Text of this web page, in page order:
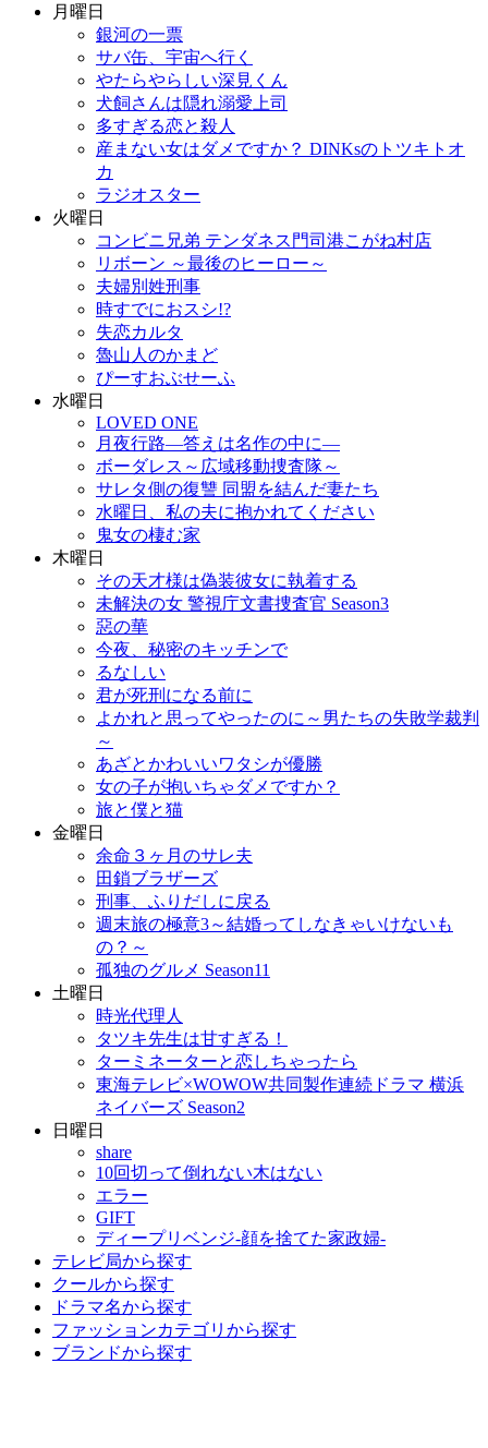
月曜日
銀河の一票
サバ缶、宇宙へ行く
やたらやらしい深見くん
犬飼さんは隠れ溺愛上司
多すぎる恋と殺人
産まない女はダメですか？ DINKsのトツキトオ
カ
ラジオスター
火曜日
コンビニ兄弟 テンダネス門司港こがね村店
リボーン ～最後のヒーロー～
夫婦別姓刑事
時すでにおスシ!?
失恋カルタ
魯山人のかまど
ぴーすおぶせーふ
水曜日
LOVED ONE
月夜行路―答えは名作の中に―
ボーダレス～広域移動捜査隊～
サレタ側の復讐 同盟を結んだ妻たち
水曜日、私の夫に抱かれてください
鬼女の棲む家
木曜日
その天才様は偽装彼女に執着する
未解決の女 警視庁文書捜査官 Season3
惡の華
今夜、秘密のキッチンで
るなしい
君が死刑になる前に
よかれと思ってやったのに～男たちの失敗学裁判
～
あざとかわいいワタシが優勝
女の子が抱いちゃダメですか？
旅と僕と猫
金曜日
余命３ヶ月のサレ夫
田鎖ブラザーズ
刑事、ふりだしに戻る
週末旅の極意3～結婚ってしなきゃいけないも
の？～
孤独のグルメ Season11
土曜日
時光代理人
タツキ先生は甘すぎる！
ターミネーターと恋しちゃったら
東海テレビ×WOWOW共同製作連続ドラマ 横浜
ネイバーズ Season2
日曜日
share
10回切って倒れない木はない
エラー
GIFT
ディープリベンジ-顔を捨てた家政婦-
テレビ局から探す
クールから探す
ドラマ名から探す
ファッションカテゴリから探す
ブランドから探す